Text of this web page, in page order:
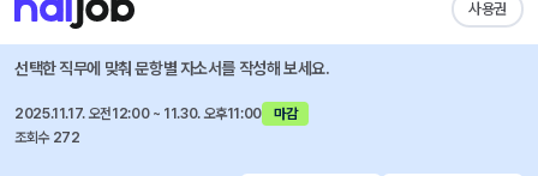
사용권
Business Academy 7기 참가자 모집
선택한 직무에 맞춰 문항별 자소서를 작성해 보세요.
2025.11.17. 오전12:00 ~ 11.30. 오후11:00
마감
조회수 272